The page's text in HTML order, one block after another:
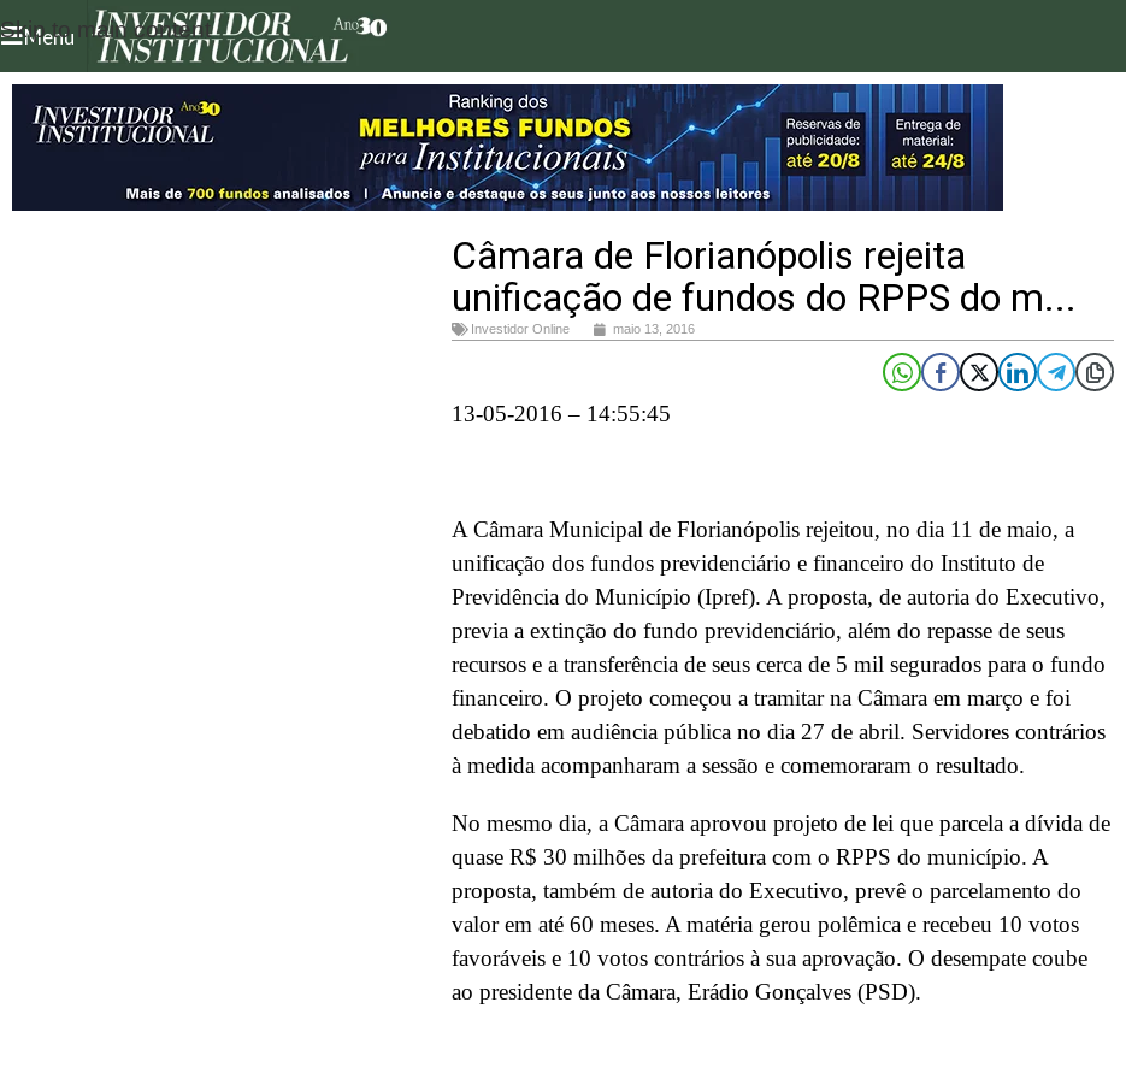
Skip to main content
Menu
Câmara de Florianópolis rejeita
unificação de fundos do RPPS do m...
Investidor Online maio 13, 2016
13-05-2016 – 14:55:45
A Câmara Municipal de Florianópolis rejeitou, no dia 11 de maio, a
unificação dos fundos previdenciário e financeiro do Instituto de
Previdência do Município (Ipref). A proposta, de autoria do Executivo,
previa a extinção do fundo previdenciário, além do repasse de seus
recursos e a transferência de seus cerca de 5 mil segurados para o fundo
financeiro. O projeto começou a tramitar na Câmara em março e foi
debatido em audiência pública no dia 27 de abril. Servidores contrários
à medida acompanharam a sessão e comemoraram o resultado.
No mesmo dia, a Câmara aprovou projeto de lei que parcela a dívida de
quase R$ 30 milhões da prefeitura com o RPPS do município. A
proposta, também de autoria do Executivo, prevê o parcelamento do
valor em até 60 meses. A matéria gerou polêmica e recebeu 10 votos
favoráveis e 10 votos contrários à sua aprovação. O desempate coube
ao presidente da Câmara, Erádio Gonçalves (PSD).